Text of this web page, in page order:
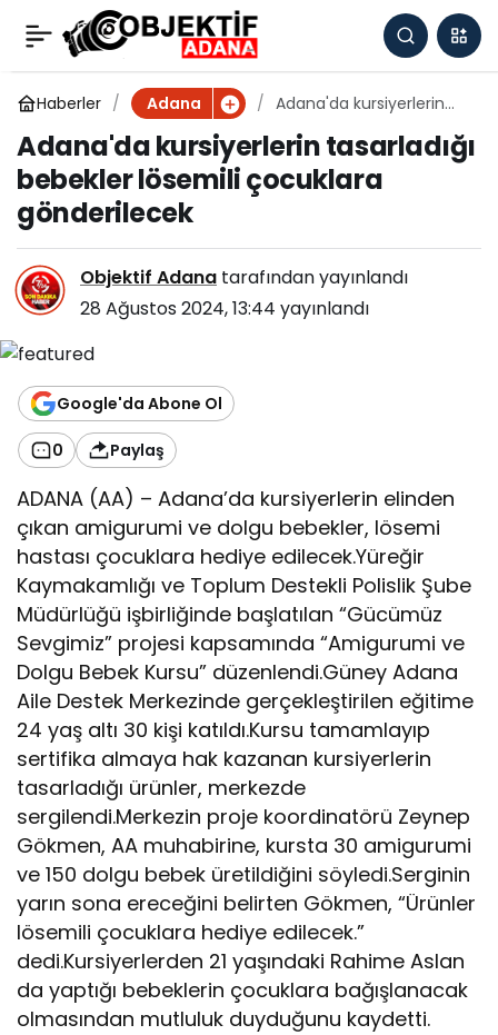
Haberler Adana
Adana'da kursiyerlerin
lösemili çocuklara
gönderilecek
Adana'da kursiyerlerin tasarladığı
bebekler lösemili çocuklara
gönderilecek
Objektif Adana tarafından yayınlandı
28 Ağustos 2024, 13:44 yayınlandı
Google'da Abone Ol
0 Paylaş
ADANA (AA) – Adana’da kursiyerlerin elinden
çıkan amigurumi ve dolgu bebekler, lösemi
hastası çocuklara hediye edilecek.Yüreğir
Kaymakamlığı ve Toplum Destekli Polislik Şube
Müdürlüğü işbirliğinde başlatılan “Gücümüz
Sevgimiz” projesi kapsamında “Amigurumi ve
Dolgu Bebek Kursu” düzenlendi.Güney Adana
Aile Destek Merkezinde gerçekleştirilen eğitime
24 yaş altı 30 kişi katıldı.Kursu tamamlayıp
sertifika almaya hak kazanan kursiyerlerin
tasarladığı ürünler, merkezde
sergilendi.Merkezin proje koordinatörü Zeynep
Gökmen, AA muhabirine, kursta 30 amigurumi
ve 150 dolgu bebek üretildiğini söyledi.Serginin
yarın sona ereceğini belirten Gökmen, “Ürünler
lösemili çocuklara hediye edilecek.”
dedi.Kursiyerlerden 21 yaşındaki Rahime Aslan
da yaptığı bebeklerin çocuklara bağışlanacak
olmasından mutluluk duyduğunu kaydetti.
Adanaspor'da hedef
yeni taktik anlayışıyla
daha iyi oyun
sergilemek
0 Paylaş